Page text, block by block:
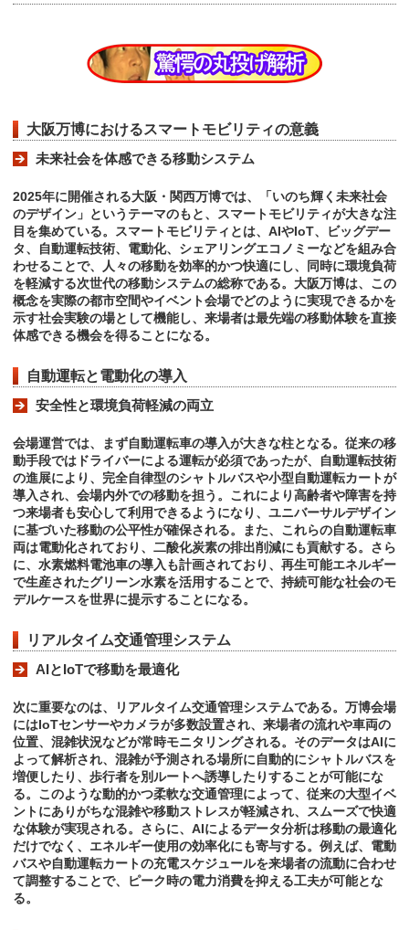
大阪万博におけるスマートモビリティの意義
未来社会を体感できる移動システム
2025年に開催される大阪・関西万博では、「いのち輝く未来社会
のデザイン」というテーマのもと、スマートモビリティが大きな注
目を集めている。スマートモビリティとは、AIやIoT、ビッグデー
タ、自動運転技術、電動化、シェアリングエコノミーなどを組み合
わせることで、人々の移動を効率的かつ快適にし、同時に環境負荷
を軽減する次世代の移動システムの総称である。大阪万博は、この
概念を実際の都市空間やイベント会場でどのように実現できるかを
示す社会実験の場として機能し、来場者は最先端の移動体験を直接
体感できる機会を得ることになる。
自動運転と電動化の導入
安全性と環境負荷軽減の両立
会場運営では、まず自動運転車の導入が大きな柱となる。従来の移
動手段ではドライバーによる運転が必須であったが、自動運転技術
の進展により、完全自律型のシャトルバスや小型自動運転カートが
導入され、会場内外での移動を担う。これにより高齢者や障害を持
つ来場者も安心して利用できるようになり、ユニバーサルデザイン
に基づいた移動の公平性が確保される。また、これらの自動運転車
両は電動化されており、二酸化炭素の排出削減にも貢献する。さら
に、水素燃料電池車の導入も計画されており、再生可能エネルギー
で生産されたグリーン水素を活用することで、持続可能な社会のモ
デルケースを世界に提示することになる。
リアルタイム交通管理システム
AIとIoTで移動を最適化
次に重要なのは、リアルタイム交通管理システムである。万博会場
にはIoTセンサーやカメラが多数設置され、来場者の流れや車両の
位置、混雑状況などが常時モニタリングされる。そのデータはAIに
よって解析され、混雑が予測される場所に自動的にシャトルバスを
増便したり、歩行者を別ルートへ誘導したりすることが可能にな
る。このような動的かつ柔軟な交通管理によって、従来の大型イベ
ントにありがちな混雑や移動ストレスが軽減され、スムーズで快適
な体験が実現される。さらに、AIによるデータ分析は移動の最適化
だけでなく、エネルギー使用の効率化にも寄与する。例えば、電動
バスや自動運転カートの充電スケジュールを来場者の流動に合わせ
て調整することで、ピーク時の電力消費を抑える工夫が可能とな
る。